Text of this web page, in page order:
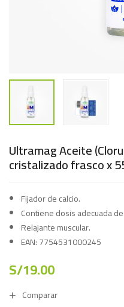
Ultramag Aceite
cristalizado frasco x
Fijador de calcio.
Contiene dosis adecuada
Relajante muscular.
EAN: 7754531000245
S/19.00
Comparar